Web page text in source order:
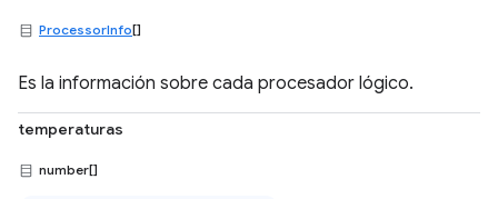
ProcessorInfo[]
Es la información sobre cada procesador lógico.
temperaturas
number[]